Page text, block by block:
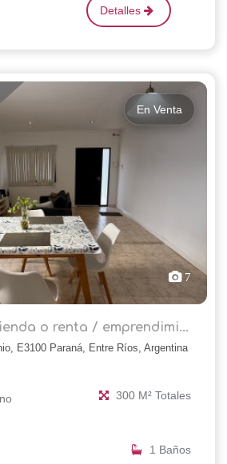
Detalles
En Venta
7
o renta / emprendimi...
E3100 Paraná, Entre Ríos, Argentina
300 M² Totales
1 Baños